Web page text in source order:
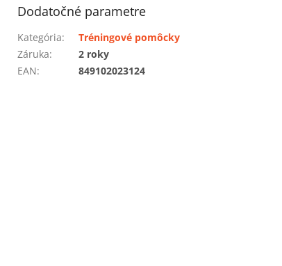
Dodatočné parametre
Kategória:
Tréningové pomôcky
Záruka:
2 roky
EAN: 849102023124